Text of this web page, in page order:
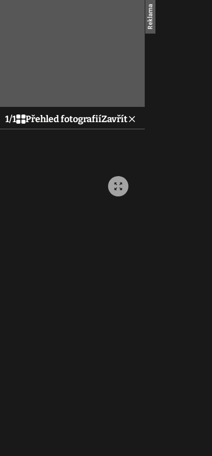
1/1 Přehled fotografiíZavřít